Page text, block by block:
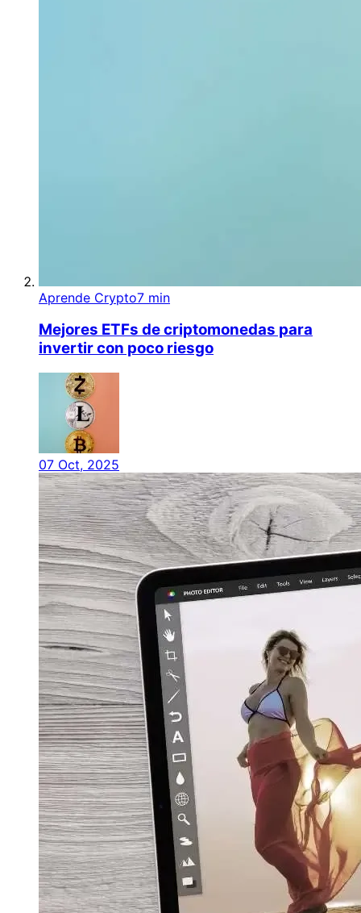
Aprende Crypto7 min
Mejores ETFs de criptomonedas para
invertir con poco riesgo
07 Oct, 2025